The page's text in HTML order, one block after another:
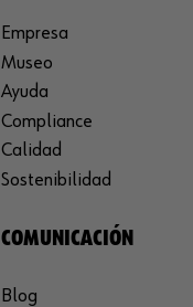
Empresa
Museo
Ayuda
Compliance
Calidad
Sostenibilidad
COMUNICACIÓN
Blog